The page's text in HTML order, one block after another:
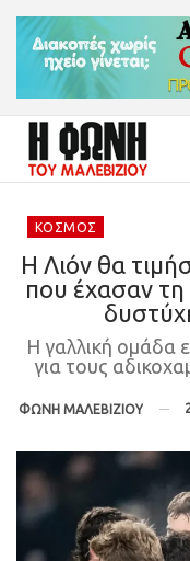
ΚΌΣΜΟΣ
Η Λιόν θα
που έχασαν
Η γαλλική ομάδα
για τους
ΦΩΝΗ ΜΑΛΕΒΙΖΙΟΥ